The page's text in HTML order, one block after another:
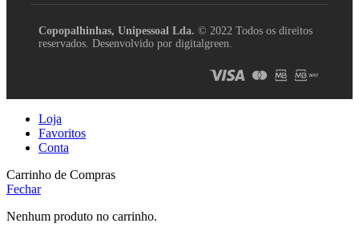
Copopalhinhas, Unipessoal Lda. © 2022 Todos os direitos
reservados. Desenvolvido por digitalgreen.
Loja
Favoritos
Conta
Carrinho de Compras
Fechar
Nenhum produto no carrinho.